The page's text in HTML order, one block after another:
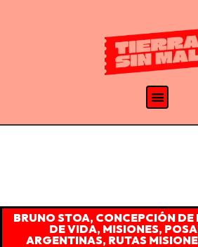
BRUNO STOA, CONCEPCIÓN DE
DE VIDA, MISIONES,
ARGENTINAS, RUTAS